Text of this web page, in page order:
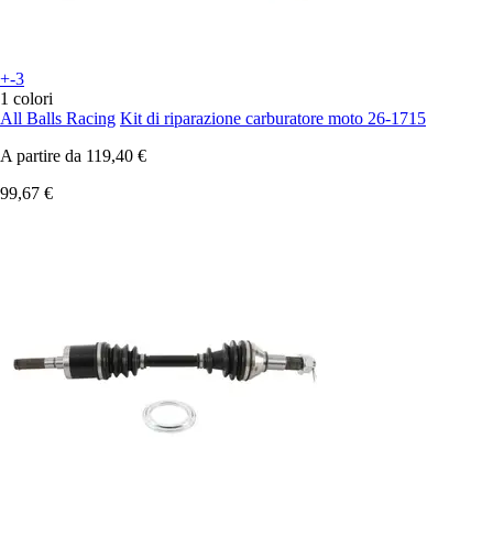
+-3
1 colori
All Balls Racing Kit di riparazione carburatore moto 26-1715
A partire da 119,40 €
99,67 €